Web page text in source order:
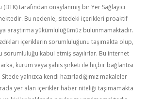
tarafından onaylanmış bir Yer Sağlayıcı
Bu nedenle, sitedeki içerikleri proaktif
araştırma yükümlülüğümüz bulunmamaktadır.
içeriklerin sorumluluğunu taşımakta olup,
sorumluluğu kabul etmiş sayılırlar. Bu internet
kurum veya şahıs şirketi ile hiçbir bağlantısı
yalnızca kendi hazırladığımız makaleler
yer alan içerikler haber niteliği taşımamakta